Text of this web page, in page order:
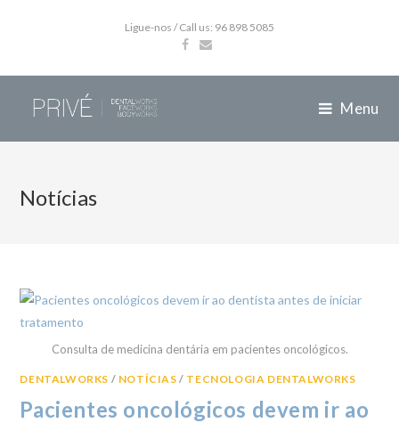
Ligue-nos / Call us: 96 898 5085
Menu
Notícias
Consulta de medicina dentária em pacientes oncológicos.
DENTALWORKS / NOTÍCIAS / TECNOLOGIA DENTALWORKS
Pacientes oncológicos devem ir ao